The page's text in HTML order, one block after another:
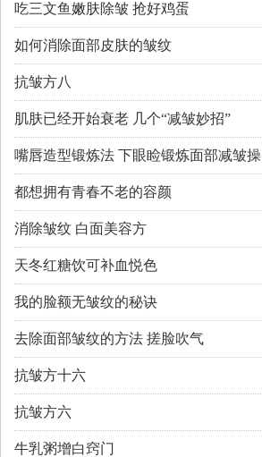
吃三文鱼嫩肤除皱 抢好鸡蛋
如何消除面部皮肤的皱纹
抗皱方八
肌肤已经开始衰老 几个“减皱妙招”
嘴唇造型锻炼法 下眼睑锻炼面部减皱操
都想拥有青春不老的容颜
消除皱纹 白面美容方
天冬红糖饮可补血悦色
我的脸额无皱纹的秘诀
去除面部皱纹的方法 搓脸吹气
抗皱方十六
抗皱方六
牛乳粥增白窍门